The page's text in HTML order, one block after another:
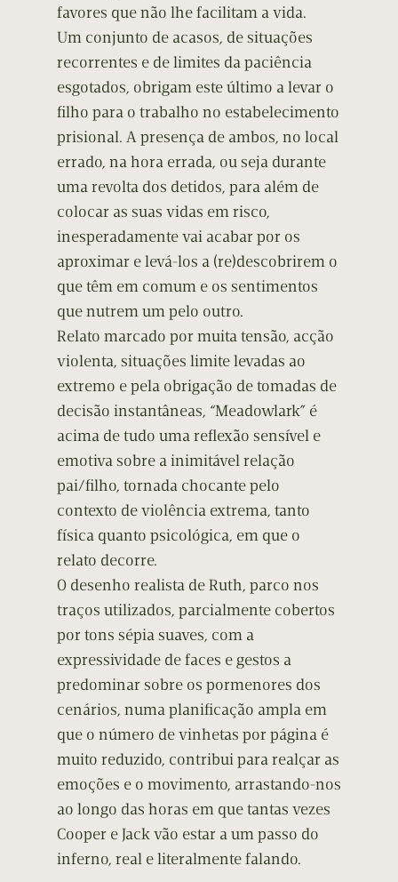
favores que não lhe facilitam a vida.
Um conjunto de acasos, de situações
recorrentes e de limites da paciência
esgotados, obrigam este último a levar o
filho para o trabalho no estabelecimento
prisional. A presença de ambos, no local
errado, na hora errada, ou seja durante
uma revolta dos detidos, para além de
colocar as suas vidas em risco,
inesperadamente vai acabar por os
aproximar e levá-los a (re)descobrirem o
que têm em comum e os sentimentos
que nutrem um pelo outro.
Relato marcado por muita tensão, acção
violenta, situações limite levadas ao
extremo e pela obrigação de tomadas de
decisão instantâneas, “Meadowlark” é
acima de tudo uma reflexão sensível e
emotiva sobre a inimitável relação
pai/filho, tornada chocante pelo
contexto de violência extrema, tanto
física quanto psicológica, em que o
relato decorre.
O desenho realista de Ruth, parco nos
traços utilizados, parcialmente cobertos
por tons sépia suaves, com a
expressividade de faces e gestos a
predominar sobre os pormenores dos
cenários, numa planificação ampla em
que o número de vinhetas por página é
muito reduzido, contribui para realçar as
emoções e o movimento, arrastando-nos
ao longo das horas em que tantas vezes
Cooper e Jack vão estar a um passo do
inferno, real e literalmente falando.